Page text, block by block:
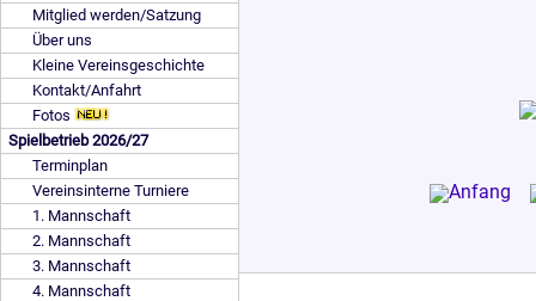
Mitglied werden/Satzung
Über uns
Kleine Vereinsgeschichte
Kontakt/Anfahrt
Fotos
Spielbetrieb 2026/27
Terminplan
Vereinsinterne Turniere
1. Mannschaft
2. Mannschaft
3. Mannschaft
4. Mannschaft